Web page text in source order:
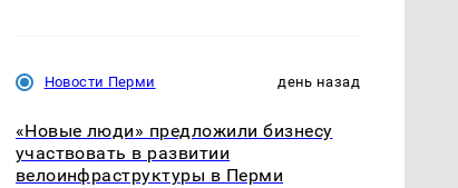
Новости Перми день назад
«Новые люди» предложили бизнесу
участвовать в развитии
велоинфраструктуры в Перми